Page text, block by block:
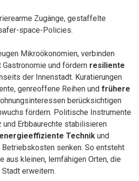
Zugänge, gestaffelte
space-Policies.
Mikroökonomien, verbinden
und fördern resiliente
der Innenstadt. Kuratierungen
genreoffene Reihen und frühere
berücksichtigen
fördern. Politische Instrumente
und Erbbaurechte stabilisieren
energieeffiziente Technikund
senken. So entsteht
aus kleinen, lernfähigen Orten, die
erweitern.